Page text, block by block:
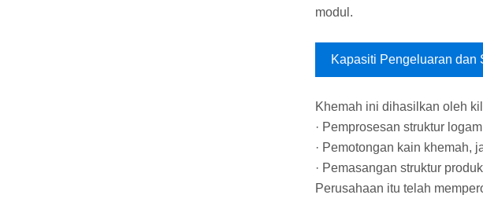
modul.
Kapasiti Pengeluaran dan
Khemah ini dihasilkan oleh
· Pemprosesan struktur
· Pemotongan kain khemah,
· Pemasangan struktur
Perusahaan itu telah